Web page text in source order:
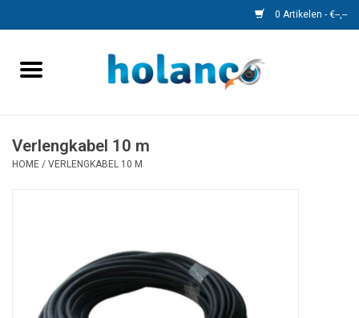
0 Artikelen - €--,--
Home
Camera's
Objectherkenning
Verlengkabel 10 m
HOME / VERLENGKABEL 10 M